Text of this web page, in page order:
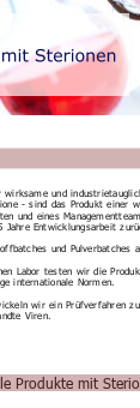
und
- sind das Produkt einer
und eines
Jahre Entwicklungsarbeit
und Pulverbatches
Labor testen wir die
internationale Normen.
wir ein Prüfverfahren
Viren.
Produkte mit